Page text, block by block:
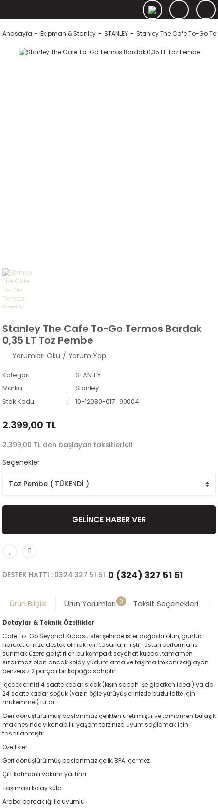
Anasayfa Ekipman & Stanley STANLEY Stanley The Cafe To-Go
Stanley The Cafe To-Go Termos Bardak
0,35 LT Toz Pembe
Yorumları Oku / Yorum Yap
Kategori
STANLEY
Marka
Stanley
Stok Kodu
10-12080-017_90004
2.399,00 TL
2.399,00 TL den başlayan taksitlerle!!
Seçenekler
GELİNCE HABER VER
DESTEK HATTI : 0324 327 51 51 0 (324) 327 51 51
Ürün Bilgisi Ürün Yorumları 0 Taksit Seçenekleri
Detaylar & Teknik Özellikler
Café To-Go Seyahat Kupası, ister şehirde ister doğada olun, günlük
hareketlerinize destek olmak için tasarlanmıştır. Üstün performans
sunmak üzere geliştirilen bu kompakt seyahat kupası, tamamen
sızdırmaz olan ancak kolay yudumlama ve taşıma imkanı sağlayan
benzersiz 2 parçalı bir kapağa sahiptir.
İçeceklerinizi 4 saate kadar sıcak (kışın sabah işe giderken ideal) ya da
24 saate kadar soğuk (yazın öğle yürüyüşlerinizde buzlu latte için
mükemmel) tutar.
Geri dönüştürülmüş paslanmaz çelikten üretilmiştir ve tamamen bulaşık
makinesinde yıkanabilir; yaşam tarzınıza uyum sağlamak için
tasarlanmıştır.
Özellikler:
Geri dönüştürülmüş paslanmaz çelik, BPA içermez
Çift katmanlı vakum yalıtımı
Taşıması kolay kulp
Araba bardaklığı ile uyumlu